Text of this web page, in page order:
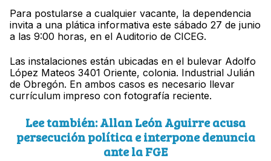
Para postularse a cualquier vacante, la dependencia
invita a una plática informativa este sábado 27 de junio
a las 9:00 horas, en el Auditorio de CICEG.
Las instalaciones están ubicadas en el bulevar Adolfo
López Mateos 3401 Oriente, colonia. Industrial Julián
de Obregón. En ambos casos es necesario llevar
currículum impreso con fotografía reciente.
Lee también: Allan León Aguirre acusa
persecución política e interpone denuncia
ante la FGE